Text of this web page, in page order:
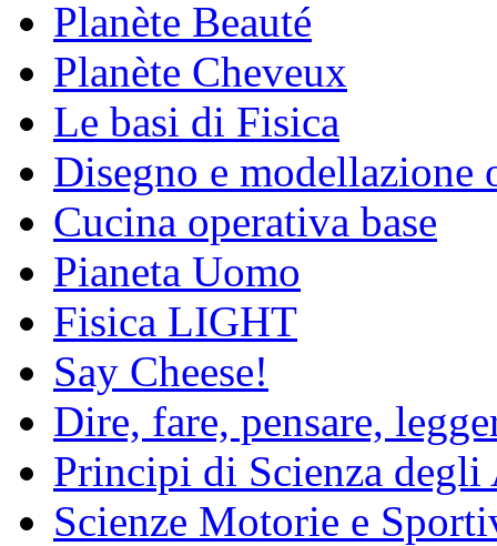
Planète Beauté
Planète Cheveux
Le basi di Fisica
Disegno e modellazione
Cucina operativa base
Pianeta Uomo
Fisica LIGHT
Say Cheese!
Dire, fare, pensare,
Principi di Scienza
Scienze Motorie e